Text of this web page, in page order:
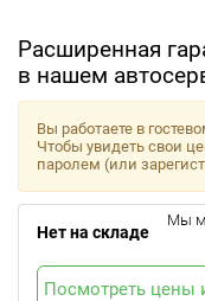
Расширенная
в нашем
Вы работаете в
Чтобы увидеть свои
паролем (или
Нет на складе
Мы
Посмотреть цены